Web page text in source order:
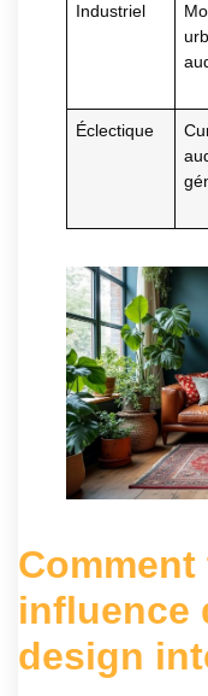
Industriel
Éclectique
influence
design